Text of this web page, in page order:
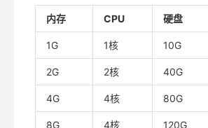
内存 CPU 硬盘
1G 1核 10G
2G 2核 40G
4G 4核 80G
8G 4核 120G